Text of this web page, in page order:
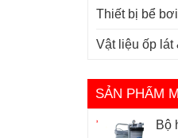
Thiết bị bể bơi
Vật liệu ốp lát
SẢN PHẨM
Bộ